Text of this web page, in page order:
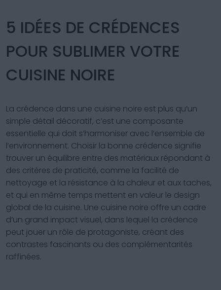
5 IDÉES DE CRÉDENCES
POUR SUBLIMER VOTRE
CUISINE NOIRE
La crédence dans une cuisine noire est plus qu’un
simple détail décoratif, c’est une composante
essentielle qui doit s’harmoniser avec l’ensemble de
l’environnement. Choisir la bonne crédence signifie
trouver un équilibre entre des matériaux répondant à
des critères de praticité, comme la facilité de
nettoyage et la résistance à la chaleur et aux taches,
et qui en même temps mettent en valeur le design
global de la cuisine. Une cuisine noire offre un cadre
d’un grand impact visuel, dans lequel la crédence
peut jouer un rôle de protagoniste, créant des
contrastes fascinants ou des complémentarités
raffinées.